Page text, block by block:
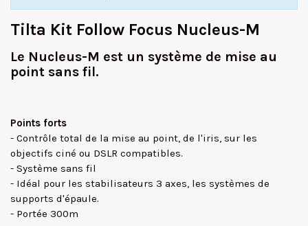
Tilta Kit Follow Focus Nucleus-M
Le Nucleus-M est un système de mise au
point sans fil.
Points forts
- Contrôle total de la mise au point, de l'iris, sur les
objectifs ciné ou DSLR compatibles.
- Système sans fil
- Idéal pour les stabilisateurs 3 axes, les systèmes de
supports d'épaule.
- Portée 300m